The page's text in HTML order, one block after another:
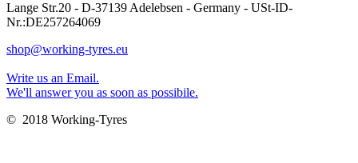
Lange Str.20 - D-37139 Adelebsen - Germany - USt-ID-
Nr.:DE257264069
shop@working-tyres.eu
Write us an Email.
We'll answer you as soon as possibile.
© 2018 Working-Tyres